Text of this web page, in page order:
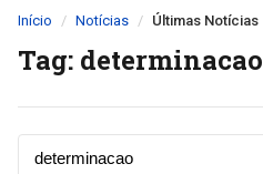
Início Notícias Últimas Notícias
Tag: determinacao